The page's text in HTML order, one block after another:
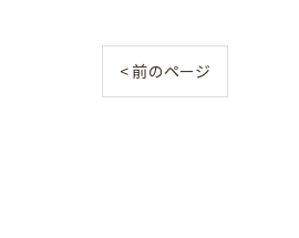
< 前のページ